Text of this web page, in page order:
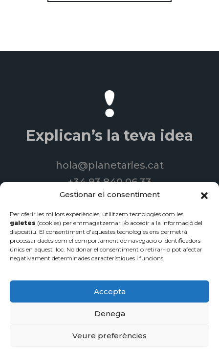
Gestionar el consentiment
Per oferir les millors experiències, utilitzem tecnologies com les
galetes (cookies) per emmagatzemar i/o accedir a la informació del
dispositiu. El consentiment d'aquestes tecnologies ens permetrà
processar dades com el comportament de navegació o identificadors
únics en aquest lloc. No donar el consentiment o retirar-lo pot afectar
negativament determinades característiques i funcions.
Accepta
Denega
Veure preferències
Explican’s la teva idea
hola@planetaries.cat
+34 93 840 06 33
© 2022 Produccions Planetàries | Todos los derechos reservados
Disseny de pàgines web-Serveis de streaming-Vídeos
corporatius
Política de privacidad·Avíso legal· Política de cookies